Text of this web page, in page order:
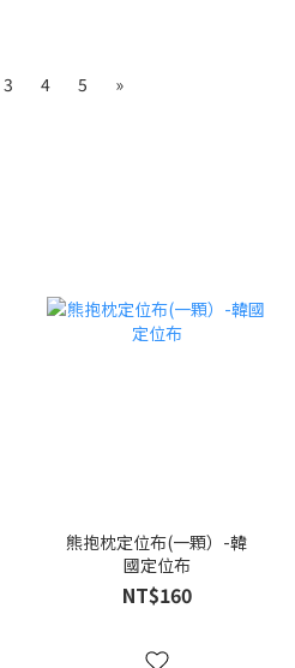
3 4 5 »
熊抱枕定位布(一顆）-韓
國定位布
NT$160